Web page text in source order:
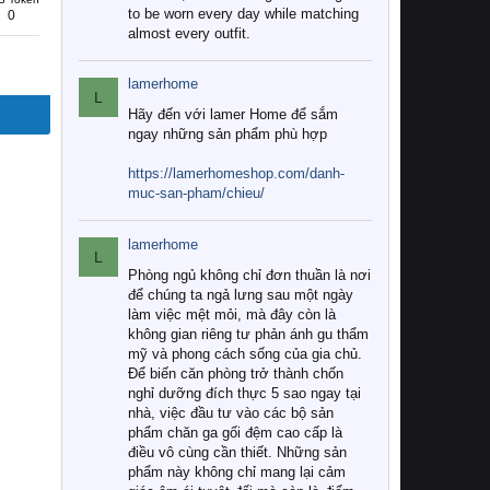
0
to be worn every day while matching
almost every outfit.
L
lamerhome
Hãy đến với lamer Home để sắm
ngay những sản phẩm phù hợp
https://lamerhomeshop.com/danh-
muc-san-pham/chieu/
L
lamerhome
Phòng ngủ không chỉ đơn thuần là nơi
để chúng ta ngả lưng sau một ngày
làm việc mệt mỏi, mà đây còn là
không gian riêng tư phản ánh gu thẩm
mỹ và phong cách sống của gia chủ.
Để biến căn phòng trở thành chốn
nghỉ dưỡng đích thực 5 sao ngay tại
nhà, việc đầu tư vào các bộ sản
phẩm chăn ga gối đệm cao cấp là
điều vô cùng cần thiết. Những sản
phẩm này không chỉ mang lại cảm